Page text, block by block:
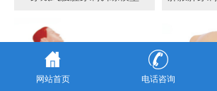
网站首页 电话咨询